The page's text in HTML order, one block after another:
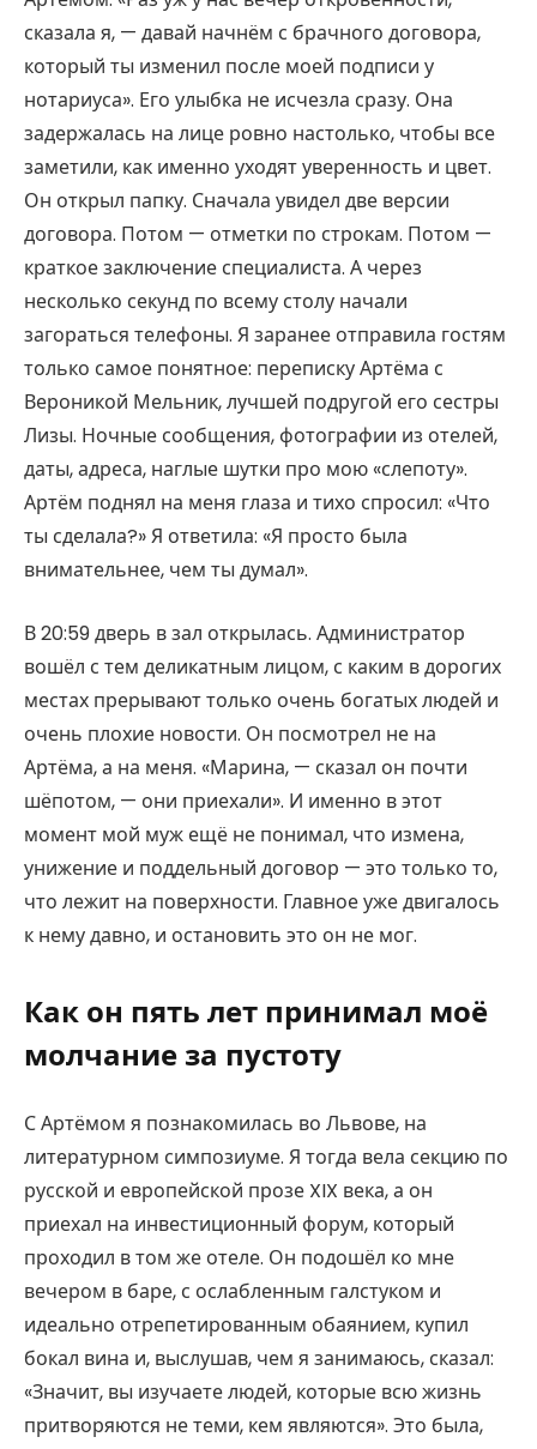
сказала я, — давай начнём с брачного договора,
который ты изменил после моей подписи у
нотариуса». Его улыбка не исчезла сразу. Она
задержалась на лице ровно настолько, чтобы все
заметили, как именно уходят уверенность и цвет.
Он открыл папку. Сначала увидел две версии
договора. Потом — отметки по строкам. Потом —
краткое заключение специалиста. А через
несколько секунд по всему столу начали
загораться телефоны. Я заранее отправила гостям
только самое понятное: переписку Артёма с
Вероникой Мельник, лучшей подругой его сестры
Лизы. Ночные сообщения, фотографии из отелей,
даты, адреса, наглые шутки про мою «слепоту».
Артём поднял на меня глаза и тихо спросил: «Что
ты сделала?» Я ответила: «Я просто была
внимательнее, чем ты думал».
В 20:59 дверь в зал открылась. Администратор
вошёл с тем деликатным лицом, с каким в дорогих
местах прерывают только очень богатых людей и
очень плохие новости. Он посмотрел не на
Артёма, а на меня. «Марина, — сказал он почти
шёпотом, — они приехали». И именно в этот
момент мой муж ещё не понимал, что измена,
унижение и поддельный договор — это только то,
что лежит на поверхности. Главное уже двигалось
к нему давно, и остановить это он не мог.
Как он пять лет принимал моё
молчание за пустоту
С Артёмом я познакомилась во Львове, на
литературном симпозиуме. Я тогда вела секцию по
русской и европейской прозе XIX века, а он
приехал на инвестиционный форум, который
проходил в том же отеле. Он подошёл ко мне
вечером в баре, с ослабленным галстуком и
идеально отрепетированным обаянием, купил
бокал вина и, выслушав, чем я занимаюсь, сказал:
«Значит, вы изучаете людей, которые всю жизнь
притворяются не теми, кем являются». Это была,